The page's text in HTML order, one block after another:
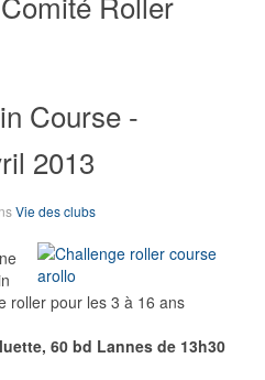
Course -
2013
Vie des clubs
roller pour les 3 à 16 ans
60 bd Lannes de 13h30